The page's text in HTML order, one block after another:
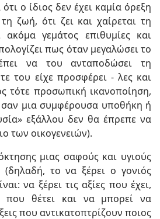
ο ίδιος δεν έχει καμία όρεξη
ζωή, ότι ζει και χαίρεται τη
γεμάτος επιθυμίες και
πως όταν μεγαλώσει το
να του ανταποδώσει τη
του είχε προσφέρει - λες και
τότε προσωπική ικανοποίηση,
μια συμφέρουσα υποθήκη ή
εξάλλου δεν θα έπρεπε να
των οικογενειών).
μιας σαφούς και υγιούς
(δηλαδή, το να ξέρει ο γονιός
να ξέρει τις αξίες που έχει,
που θέτει και να μπορεί να
που αντικατοπτρίζουν ποιος